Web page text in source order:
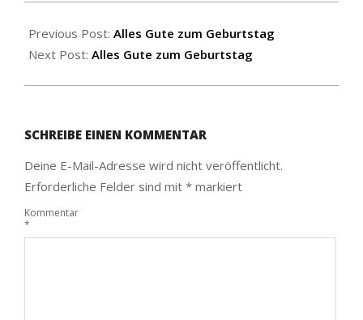
02-
14
Previous Post: Alles Gute zum Geburtstag
Next Post: Alles Gute zum Geburtstag
SCHREIBE EINEN KOMMENTAR
Deine E-Mail-Adresse wird nicht veröffentlicht.
Erforderliche Felder sind mit * markiert
Kommentar
*